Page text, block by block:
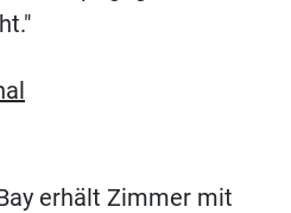
erhält Zimmer mit